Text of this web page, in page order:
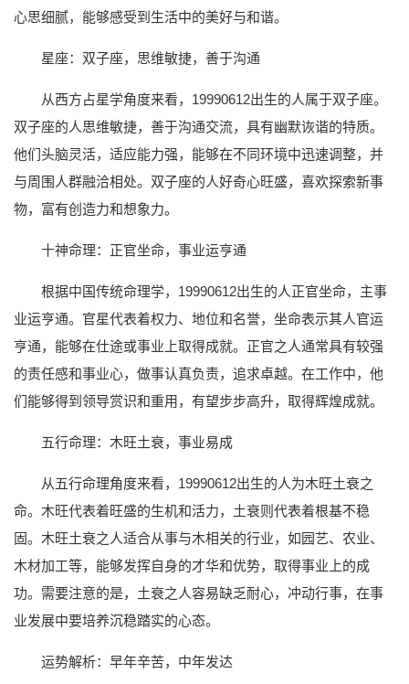
心思细腻，能够感受到生活中的美好与和谐。
星座：双子座，思维敏捷，善于沟通
从西方占星学角度来看，19990612出生的人属于双子座。
双子座的人思维敏捷，善于沟通交流，具有幽默诙谐的特质。
他们头脑灵活，适应能力强，能够在不同环境中迅速调整，并
与周围人群融洽相处。双子座的人好奇心旺盛，喜欢探索新事
物，富有创造力和想象力。
十神命理：正官坐命，事业运亨通
根据中国传统命理学，19990612出生的人正官坐命，主事
业运亨通。官星代表着权力、地位和名誉，坐命表示其人官运
亨通，能够在仕途或事业上取得成就。正官之人通常具有较强
的责任感和事业心，做事认真负责，追求卓越。在工作中，他
们能够得到领导赏识和重用，有望步步高升，取得辉煌成就。
五行命理：木旺土衰，事业易成
从五行命理角度来看，19990612出生的人为木旺土衰之
命。木旺代表着旺盛的生机和活力，土衰则代表着根基不稳
固。木旺土衰之人适合从事与木相关的行业，如园艺、农业、
木材加工等，能够发挥自身的才华和优势，取得事业上的成
功。需要注意的是，土衰之人容易缺乏耐心，冲动行事，在事
业发展中要培养沉稳踏实的心态。
运势解析：早年辛苦，中年发达